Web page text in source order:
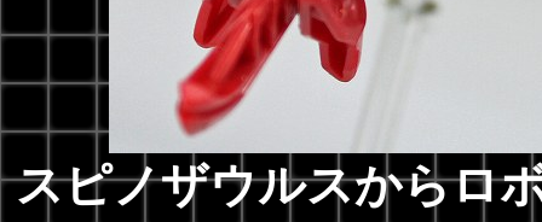
スピノザウルスからロ